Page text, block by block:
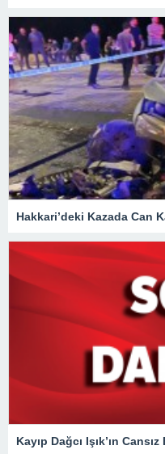
Hakkari’deki Kazada Can
Kayıp Dağcı Işık’ın